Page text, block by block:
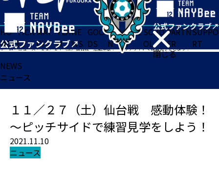
閉じる
HO
ME
TICK
ET
MAT
CH
TEA
M
NE
WS
GOO
DS
FA
N
ACADE
MY
SCHO
OL
PARTN
ER
SUPPO
RT
ホーム>ニュース>１１／２７（土）仙台戦 感動体験！～ピッチサイドで練習見学をしよう！
NEWS
ニュース
１１／２７（土）仙台戦 感動体験！
～ピッチサイドで練習見学をしよう！
2021.11.10
ニュース